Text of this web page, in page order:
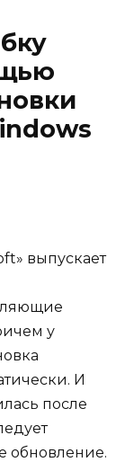
выпускает
у
И
после
обновление.